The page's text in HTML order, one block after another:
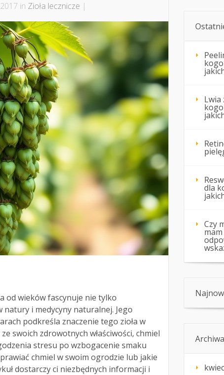
in Zioła lecznicze |
od wieków fascynuje nie tylko
i medycyny naturalnej. Jego
podkreśla znaczenie tego zioła w
swoich zdrowotnych właściwości, chmiel
stresu po wzbogacenie smaku
chmiel w swoim ogrodzie lub jakie
dostarczy ci niezbędnych informacji i
Lwia
dla
Czy
Archiwa